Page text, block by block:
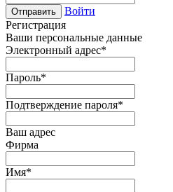
Отправить
Войти
Регистрация
Ваши персональные данные
Электронный адрес*
Пароль*
Подтверждение пароля*
Ваш адрес
Фирма
Имя*